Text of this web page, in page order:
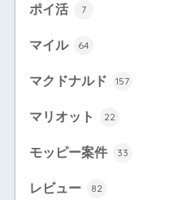
ポイ活 7
マイル 64
マクドナルド 157
マリオット 22
モッピー案件 33
レビュー 82